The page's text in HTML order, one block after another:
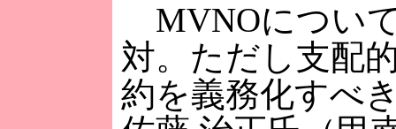
MVNOについ
対。ただし支配
約を義務化すべ